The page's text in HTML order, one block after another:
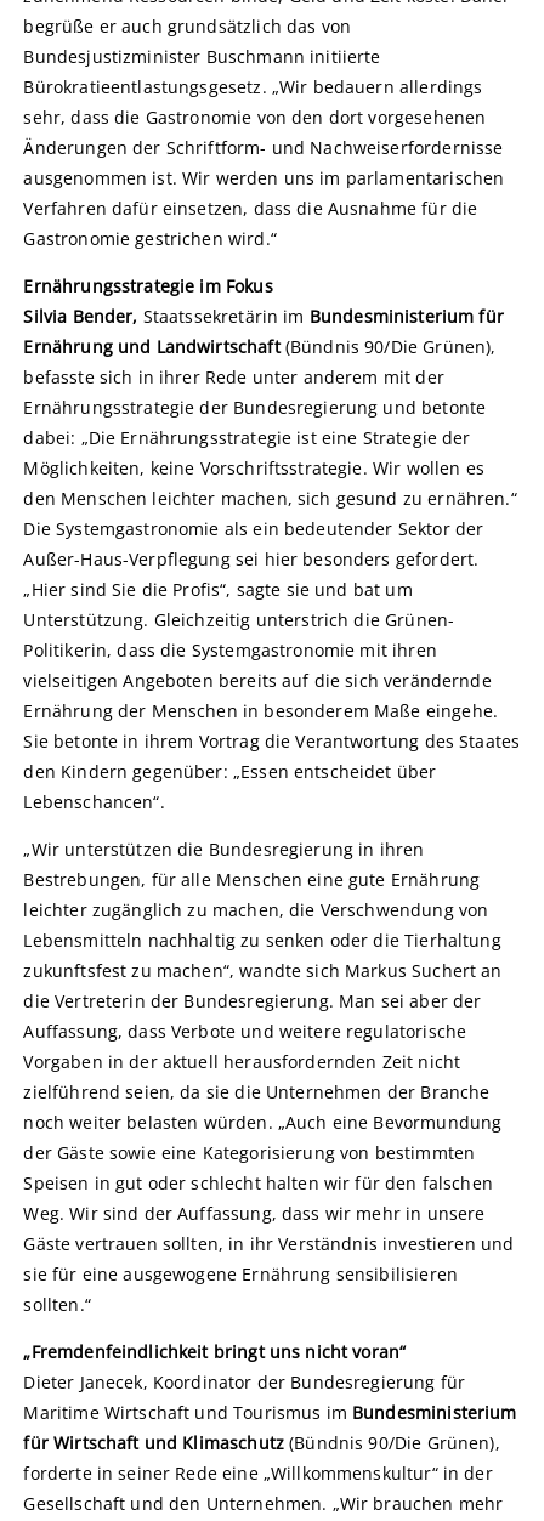
begrüße er auch grundsätzlich das von
Bundesjustizminister Buschmann initiierte
Bürokratieentlastungsgesetz. „Wir bedauern allerdings
sehr, dass die Gastronomie von den dort vorgesehenen
Änderungen der Schriftform- und Nachweiserfordernisse
ausgenommen ist. Wir werden uns im parlamentarischen
Verfahren dafür einsetzen, dass die Ausnahme für die
Gastronomie gestrichen wird.“
Ernährungsstrategie im Fokus
Silvia Bender, Staatssekretärin im Bundesministerium für
Ernährung und Landwirtschaft(Bündnis 90/Die Grünen),
befasste sich in ihrer Rede unter anderem mit der
Ernährungsstrategie der Bundesregierung und betonte
dabei: „Die Ernährungsstrategie ist eine Strategie der
Möglichkeiten, keine Vorschriftsstrategie. Wir wollen es
den Menschen leichter machen, sich gesund zu ernähren.“
Die Systemgastronomie als ein bedeutender Sektor der
Außer-Haus-Verpflegung sei hier besonders gefordert.
„Hier sind Sie die Profis“, sagte sie und bat um
Unterstützung. Gleichzeitig unterstrich die Grünen-
Politikerin, dass die Systemgastronomie mit ihren
vielseitigen Angeboten bereits auf die sich verändernde
Ernährung der Menschen in besonderem Maße eingehe.
Sie betonte in ihrem Vortrag die Verantwortung des Staates
den Kindern gegenüber: „Essen entscheidet über
Lebenschancen“.
„Wir unterstützen die Bundesregierung in ihren
Bestrebungen, für alle Menschen eine gute Ernährung
leichter zugänglich zu machen, die Verschwendung von
Lebensmitteln nachhaltig zu senken oder die Tierhaltung
zukunftsfest zu machen“, wandte sich Markus Suchert an
die Vertreterin der Bundesregierung. Man sei aber der
Auffassung, dass Verbote und weitere regulatorische
Vorgaben in der aktuell herausfordernden Zeit nicht
zielführend seien, da sie die Unternehmen der Branche
noch weiter belasten würden. „Auch eine Bevormundung
der Gäste sowie eine Kategorisierung von bestimmten
Speisen in gut oder schlecht halten wir für den falschen
Weg. Wir sind der Auffassung, dass wir mehr in unsere
Gäste vertrauen sollten, in ihr Verständnis investieren und
sie für eine ausgewogene Ernährung sensibilisieren
sollten.“
„Fremdenfeindlichkeit bringt uns nicht voran“
Dieter Janecek, Koordinator der Bundesregierung für
Maritime Wirtschaft und Tourismus im Bundesministerium
für Wirtschaft und Klimaschutz(Bündnis 90/Die Grünen),
forderte in seiner Rede eine „Willkommenskultur“ in der
Gesellschaft und den Unternehmen. „Wir brauchen mehr